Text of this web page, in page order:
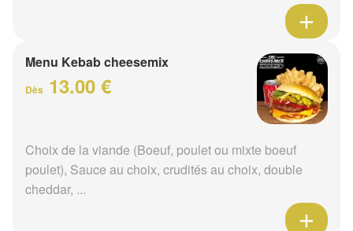
Menu Kebab cheesemix
Dès 13.00 €
Choix de la viande (Boeuf, poulet ou mixte boeuf
poulet), Sauce au choix, crudités au choix, double
cheddar, ...